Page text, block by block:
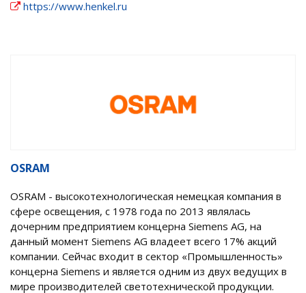
https://www.henkel.ru
OSRAM
OSRAM - высокотехнологическая немецкая компания в
сфере освещения, с 1978 года по 2013 являлась
дочерним предприятием концерна Siemens AG, на
данный момент Siemens AG владеет всего 17% акций
компании. Сейчас входит в сектор «Промышленность»
концерна Siemens и является одним из двух ведущих в
мире производителей светотехнической продукции.